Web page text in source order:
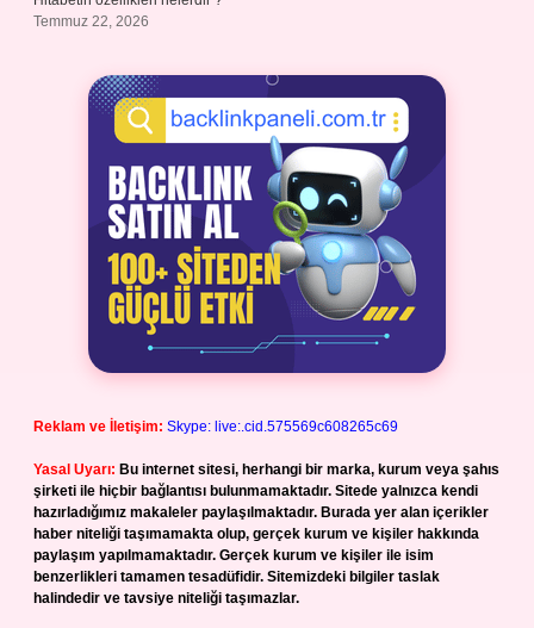
Temmuz 22, 2026
Reklam ve İletişim: Skype: live:.cid.575569c608265c69
Yasal Uyarı: Bu internet sitesi, herhangi bir marka, kurum veya şahıs
şirketi ile hiçbir bağlantısı bulunmamaktadır. Sitede yalnızca kendi
hazırladığımız makaleler paylaşılmaktadır. Burada yer alan içerikler
haber niteliği taşımamakta olup, gerçek kurum ve kişiler hakkında
paylaşım yapılmamaktadır. Gerçek kurum ve kişiler ile isim
benzerlikleri tamamen tesadüfidir. Sitemizdeki bilgiler taslak
halindedir ve tavsiye niteliği taşımazlar.